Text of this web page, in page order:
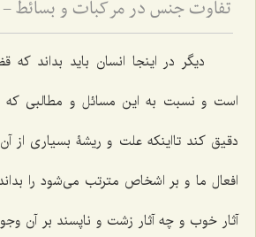
دیگر در اینجا انسان باید بداند
است و نسبت به این مسائل و مطالبى كه
دقیق كند تااینكه علت و ریشۀ بسیارى از
افعال ما و بر اشخاص مترتب مى‌شود را
آثار خوب و چه آثار زشت و ناپسند بر آن